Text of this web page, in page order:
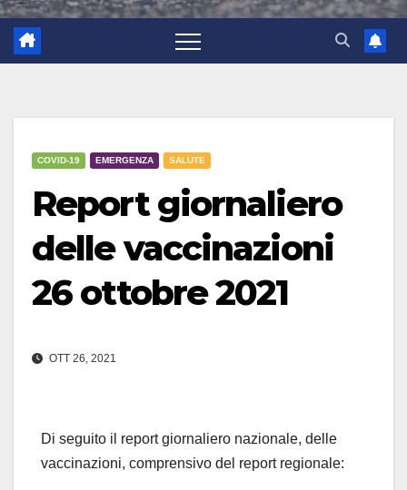
COVID-19 EMERGENZA SALUTE
Report giornaliero
delle vaccinazioni
26 ottobre 2021
OTT 26, 2021
Di seguito il report giornaliero nazionale, delle
vaccinazioni, comprensivo del report regionale: